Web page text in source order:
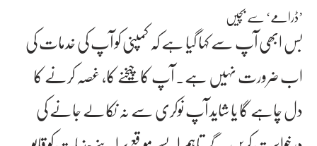
’ڈرامے‘ سے بچیں
بس ابھی آپ سے کہا گیا ہے کہ کمپنی کو آپ کی خدمات کی
اب ضرورت نہیں ہے۔ آپ کا چیخنے کا، غصہ کرنے کا
دل چاہے گا یا شاید آپ نوکری سے نہ نکالے جانے کی